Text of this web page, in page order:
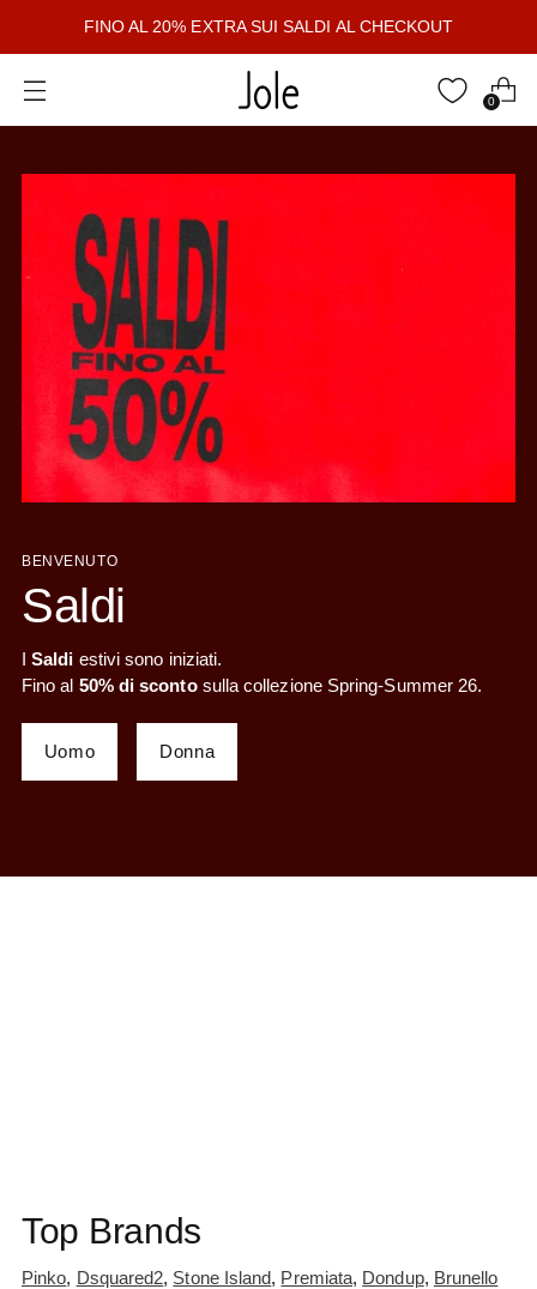
FINO AL 20% EXTRA SUI SALDI AL CHECKOUT
0
BENVENUTO
Saldi
ISaldi estivi sono iniziati.
Fino al 50% di scontosulla collezione Spring-Summer 26.
Uomo Donna
Top Brands
Pinko, Dsquared2, Stone Island, Premiata, Dondup, Brunello